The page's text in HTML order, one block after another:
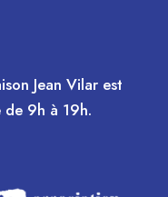
Jean Vilar est
9h à 19h.